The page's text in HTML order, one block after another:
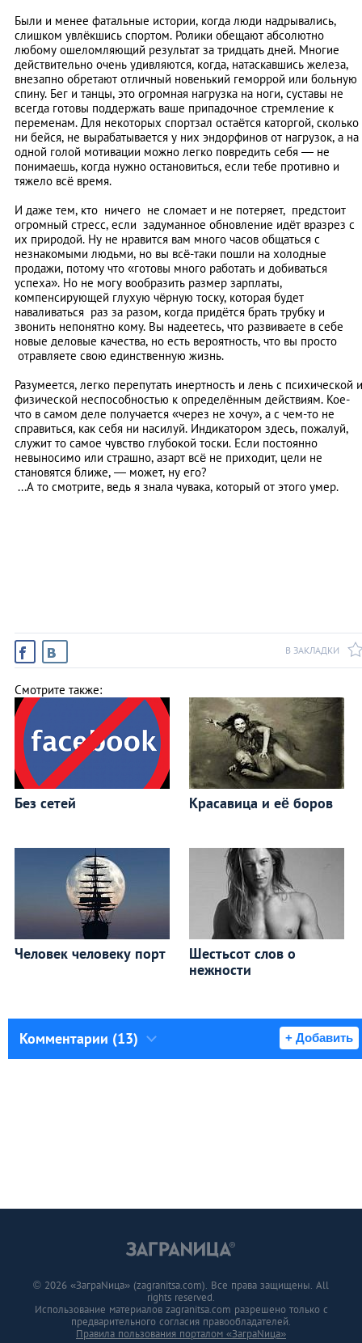
Были и менее фатальные истории, когда люди надрывались,
слишком увлёкшись спортом. Ролики обещают абсолютно
любому ошеломляющий результат за тридцать дней. Многие
действительно очень удивляются, когда, натаскавшись железа,
внезапно обретают отличный новенький геморрой или больную
спину. Бег и танцы, это огромная нагрузка на ноги, суставы не
всегда готовы поддержать ваше припадочное стремление к
переменам. Для некоторых спортзал остаётся каторгой, сколько
ни бейся, не вырабатывается у них эндорфинов от нагрузок, а на
одной голой мотивации можно легко повредить себя — не
понимаешь, когда нужно остановиться, если тебе противно и
тяжело всё время.
И даже тем, кто ничего не сломает и не потеряет, предстоит
огромный стресс, если задуманное обновление идёт вразрез с
их природой. Ну не нравится вам много часов общаться с
незнакомыми людьми, но вы всё-таки пошли на холодные
продажи, потому что «готовы много работать и добиваться
успеха». Но не могу вообразить размер зарплаты,
компенсирующей глухую чёрную тоску, которая будет
наваливаться раз за разом, когда придётся брать трубку и
звонить непонятно кому. Вы надеетесь, что развиваете в себе
новые деловые качества, но есть вероятность, что вы просто
отравляете свою единственную жизнь.
Разумеется, легко перепутать инертность и лень с психической и
физической неспособностью к определённым действиям. Кое-
что в самом деле получается «через не хочу», а с чем-то не
справиться, как себя ни насилуй. Индикатором здесь, пожалуй,
служит то самое чувство глубокой тоски. Если постоянно
невыносимо или страшно, азарт всё не приходит, цели не
становятся ближе, — может, ну его?
...А то смотрите, ведь я знала чувака, который от этого умер.
В ЗАКЛАДКИ
Смотрите также:
Без сетей Красавица и её боров
Человек человеку порт
Шестьсот слов о
нежности
Комментарии (13) + Добавить
© 2026 «ЗаграNица» (zagranitsa.com). Все права защищены. All
rights reserved.
Использование материалов zagranitsa.com разрешено только с
предварительного согласия правообладателей.
Правила пользования порталом «ЗаграNица»